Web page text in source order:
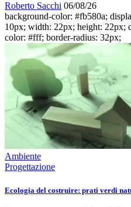
Roberto Sacchi 06/08/26
background-color: #fb580a;
10px; width: 22px; height: 22px;
color: #fff; border-radius: 32px;
Ambiente
Progettazione
Ecologia del costruire: prati verdi